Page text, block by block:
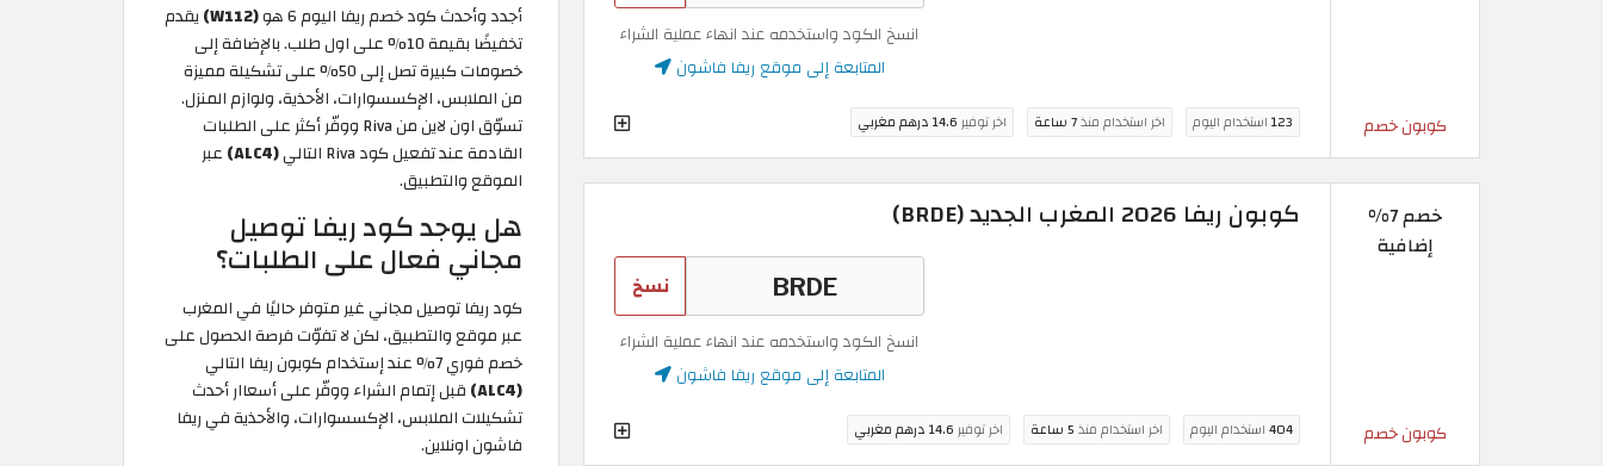
كوبون خصم
انسخ الكود واستخدمه عند انهاء عملية الشراء
المتابعة إلى موقع ريفا فاشون
123استخدام اليوم اخر استخدام منذ7 ساعة اخر توفير14.6 درهم مغربي
خصم 7%
إضافية
كوبون خصم
كوبون ريفا 2026 المغرب الجديد (BRDE)
نسخ
انسخ الكود واستخدمه عند انهاء عملية الشراء
المتابعة إلى موقع ريفا فاشون
404استخدام اليوم اخر استخدام منذ5 ساعة اخر توفير14.6 درهم مغربي
أجدد وأحدث كود خصم ريفا اليوم 6 هو (W112)
يقدم
تخفيضًا بقيمة 10% على اول طلب. بالإضافة إلى
خصومات كبيرة تصل إلى 50% على تشكيلة مميزة
من الملابس، الإكسسوارات، الأحذية، ولوازم المنزل.
تسوّق اون لاين من Riva ووفّر أكثر على الطلبات
القادمة عند تفعيل كود Riva التالي
(ALC4)
عبر
الموقع والتطبيق.
هل يوجد كود ريفا توصيل
مجاني فعال على الطلبات؟
كود ريفا توصيل مجاني غير متوفر حاليًا في المغرب
عبر موقع والتطبيق، لكن لا تفوّت فرصة الحصول على
خصم فوري 7% عند إستخدام كوبون ريفا التالي
(ALC4)
قبل إتمام الشراء ووفّر على أسعاار أحدث
تشكيلات الملابس، الإكسسوارات، والأحذية في ريفا
فاشون اونلاين.